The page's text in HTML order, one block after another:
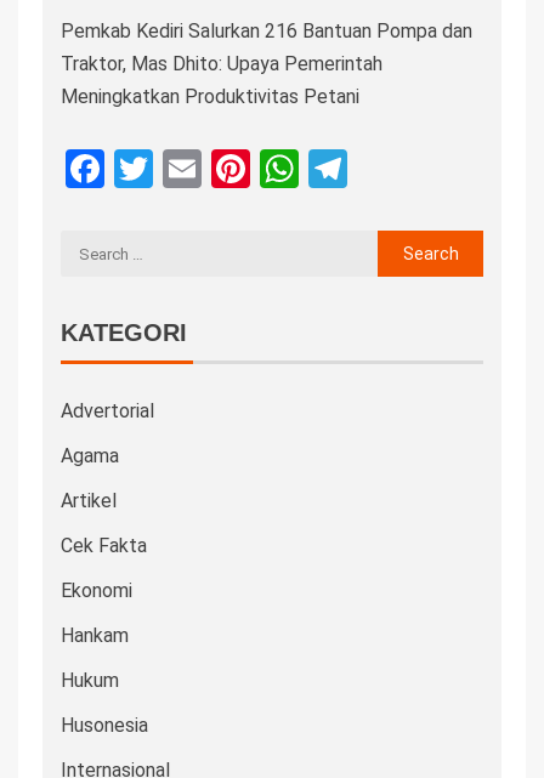
Pemkab Kediri Salurkan 216 Bantuan Pompa dan
Traktor, Mas Dhito: Upaya Pemerintah
Meningkatkan Produktivitas Petani
Facebook
Twitter
EmailPinterest
WhatsApp
KATEGORI
Advertorial
Agama
Artikel
Cek Fakta
Ekonomi
Hankam
Hukum
Husonesia
Internasional